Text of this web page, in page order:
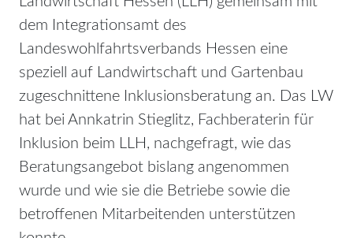
dem Integrationsamt des
Landeswohlfahrtsverbands Hessen eine
speziell auf Landwirtschaft und Gartenbau
zugeschnittene Inklusionsberatung an. Das LW
hat bei Annkatrin Stieglitz, Fachberaterin für
Inklusion beim LLH, nachgefragt, wie das
Beratungsangebot bislang angenommen
wurde und wie sie die Betriebe sowie die
betroffenen Mitarbeitenden unterstützen